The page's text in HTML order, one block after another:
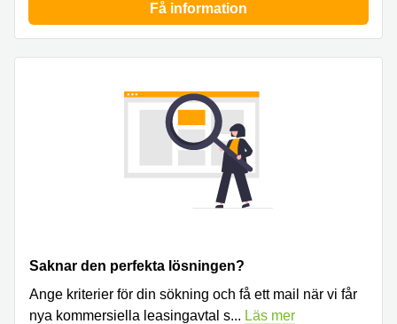
Få information
Saknar den perfekta lösningen?
Ange kriterier för din sökning och få ett mail när vi får
nya kommersiella leasingavtal s... Läs mer